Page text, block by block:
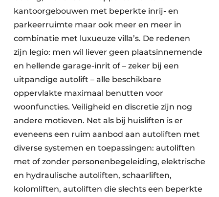
kantoorgebouwen met beperkte inrij- en
parkeerruimte maar ook meer en meer in
combinatie met luxueuze villa’s. De redenen
zijn legio: men wil liever geen plaatsinnemende
en hellende garage-inrit of – zeker bij een
uitpandige autolift – alle beschikbare
oppervlakte maximaal benutten voor
woonfuncties. Veiligheid en discretie zijn nog
andere motieven. Net als bij huisliften is er
eveneens een ruim aanbod aan autoliften met
diverse systemen en toepassingen: autoliften
met of zonder personenbegeleiding, elektrische
en hydraulische autoliften, schaarliften,
kolomliften, autoliften die slechts een beperkte